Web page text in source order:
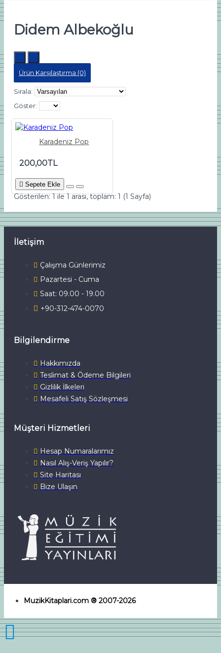
Didem Albekoğlu
Ürün Karşılaştırma (0)
Sırala:
Göster:
Karadeniz Pop
200,00TL
Sepete Ekle
Gösterilen: 1 ile 1 arası, toplam: 1 (1 Sayfa)
İletişim
Çalışma Günlerimiz
Pazartesi - Cuma
Saat: 09.00 - 19.00
+90-312-474-0070
Bilgilendirme
Hakkımızda
Teslimat & Ödeme Bilgileri
Gizlilik İlkeleri
Mesafeli Satış Sözleşmesi
Müşteri Hizmetleri
Hesap Numaralarımız
Nasıl Alış-Veriş Yapılır?
Site Haritası
Bize Ulaşın
MuzikKitaplari.com ® 2007-2026